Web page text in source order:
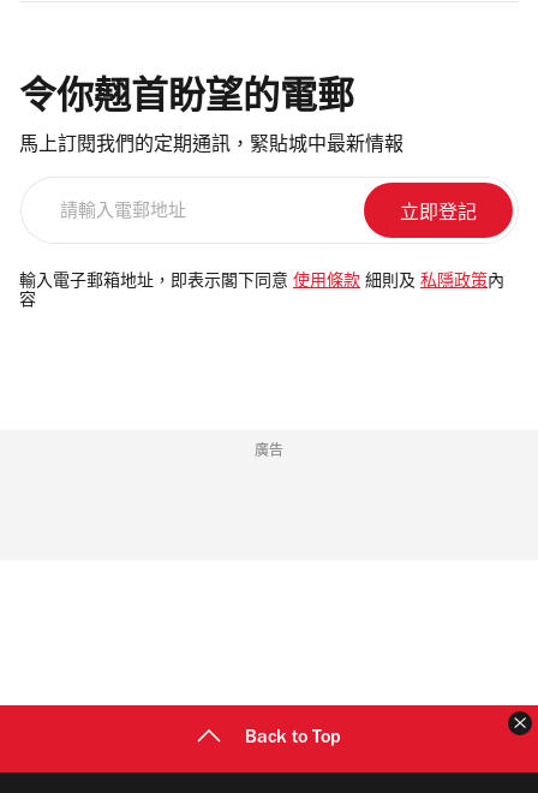
令你翹首盼望的電郵
馬上訂閱我們的定期通訊，緊貼城中最新情報
電
郵
輸入電子郵箱地址，即表示閣下同意 使用條款 細則及 私隱政策內
容
廣告
Back to Top